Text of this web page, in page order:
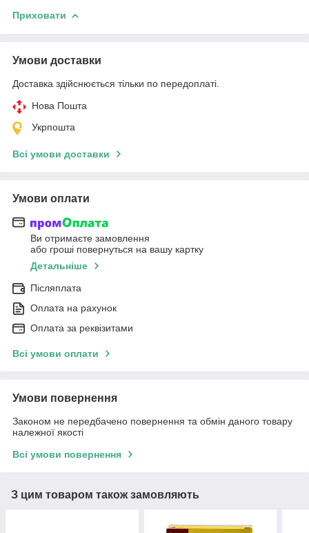
Приховати
Умови доставки
Доставка здійснюється тільки по передоплаті.
Нова Пошта
Укрпошта
Всі умови доставки
Умови оплати
Ви отримаєте замовлення
або гроші повернуться на вашу картку
Детальніше
Післяплата
Оплата на рахунок
Оплата за реквізитами
Всі умови оплати
Умови повернення
Законом не передбачено повернення та обмін даного товару
належної якості
Всі умови повернення
З цим товаром також замовляють